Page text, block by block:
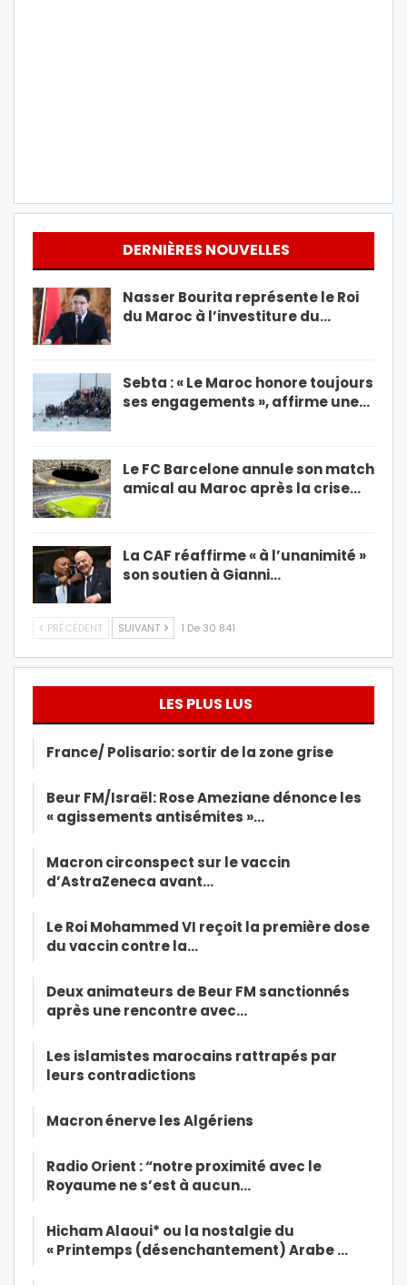
DERNIÈRES NOUVELLES
Nasser Bourita représente le Roi
du Maroc à l’investiture du…
Sebta : « Le Maroc honore toujours
ses engagements », affirme une…
Le FC Barcelone annule son match
amical au Maroc après la crise…
La CAF réaffirme « à l’unanimité »
son soutien à Gianni…
PRÉCÉDENT SUIVANT 1 De 30 841
LES PLUS LUS
France/ Polisario: sortir de la zone grise
Beur FM/Israël: Rose Ameziane dénonce les
« agissements antisémites »…
Macron circonspect sur le vaccin
d’AstraZeneca avant…
Le Roi Mohammed VI reçoit la première dose
du vaccin contre la…
Deux animateurs de Beur FM sanctionnés
après une rencontre avec…
Les islamistes marocains rattrapés par
leurs contradictions
Macron énerve les Algériens
Radio Orient : “notre proximité avec le
Royaume ne s’est à aucun…
Hicham Alaoui* ou la nostalgie du
« Printemps (désenchantement) Arabe …